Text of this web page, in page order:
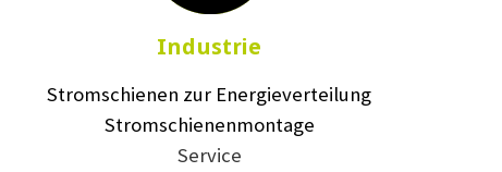
Industrie
Stromschienen zur Energieverteilung
Stromschienenmontage
Service